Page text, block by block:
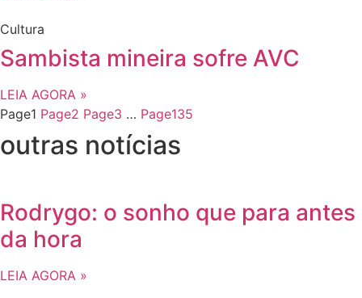
Cultura
Sambista mineira sofre AVC
LEIA AGORA »
Page1 Page2 Page3 … Page135
outras notícias
Rodrygo: o sonho que para antes
da hora
LEIA AGORA »